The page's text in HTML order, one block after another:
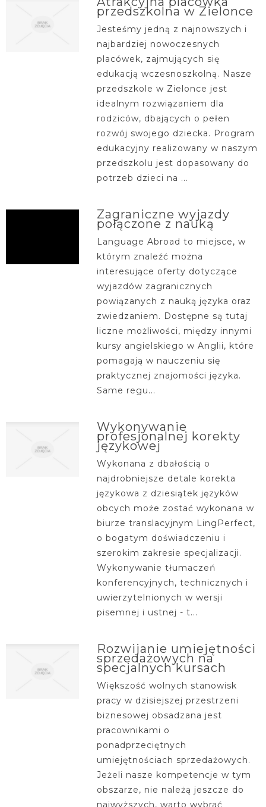
przedszkolna w Zielonce
Jesteśmy jedną z najnowszych i
najbardziej nowoczesnych
placówek, zajmujących się
edukacją wczesnoszkolną. Nasze
przedszkole w Zielonce jest
idealnym rozwiązaniem dla
rodziców, dbających o pełen
rozwój swojego dziecka. Program
edukacyjny realizowany w naszym
przedszkolu jest dopasowany do
potrzeb dzieci na ...
Zagraniczne wyjazdy
połączone z nauką
Language Abroad to miejsce, w
którym znaleźć można
interesujące oferty dotyczące
wyjazdów zagranicznych
powiązanych z nauką języka oraz
zwiedzaniem. Dostępne są tutaj
liczne możliwości, między innymi
kursy angielskiego w Anglii, które
pomagają w nauczeniu się
praktycznej znajomości języka.
Same regu...
Wykonywanie
profesjonalnej korekty
językowej
Wykonana z dbałością o
najdrobniejsze detale korekta
językowa z dziesiątek języków
obcych może zostać wykonana w
biurze translacyjnym LingPerfect,
o bogatym doświadczeniu i
szerokim zakresie specjalizacji.
Wykonywanie tłumaczeń
konferencyjnych, technicznych i
uwierzytelnionych w wersji
pisemnej i ustnej - t...
Rozwijanie umiejętności
sprzedażowych na
specjalnych kursach
Większość wolnych stanowisk
pracy w dzisiejszej przestrzeni
biznesowej obsadzana jest
pracownikami o
ponadprzeciętnych
umiejętnościach sprzedażowych.
Jeżeli nasze kompetencje w tym
obszarze, nie należą jeszcze do
najwyższych, warto wybrać